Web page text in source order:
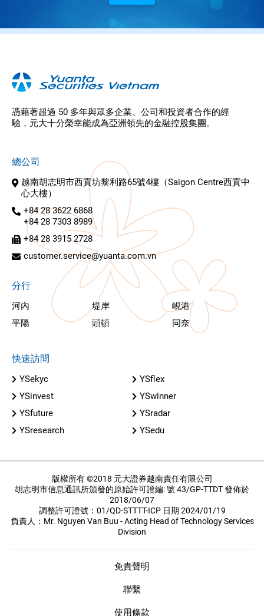
憑藉著超過 50 多年與眾多企業、公司和投資者合作的經
驗，元大十分榮幸能成為亞洲領先的金融控股集團。
總公司
越南胡志明市西貢坊黎利路65號4樓（Saigon Centre西貢中
心大樓）
+84 28 3622 6868
+84 28 7303 8989
+84 28 3915 2728
customer.service@yuanta.com.vn
分行
河內 堤岸
峴港
平陽
頭頓 同奈
快速訪問
YSekyc
YSflex
YSinvest
YSwinner
YSfuture
YSradar
YSresearch
YSedu
版權所有 ©2018 元大證券越南責任有限公司
胡志明市信息通訊所頒發的原始許可證編: 號 43/GP-TTDT 發佈於
2018/06/07
調整許可證號：01/QD-STTTT-ICP 日期 2024/01/19
負責人：Mr. Nguyen Van Buu - Acting Head of Technology Services
Division
免責聲明
聯繫
使用條款